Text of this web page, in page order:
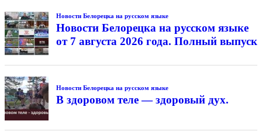
Новости Белорецка на русском языке
Новости Белорецка на русском языке
от 7 августа 2026 года. Полный выпуск
Новости Белорецка на русском языке
В здоровом теле — здоровый дух.